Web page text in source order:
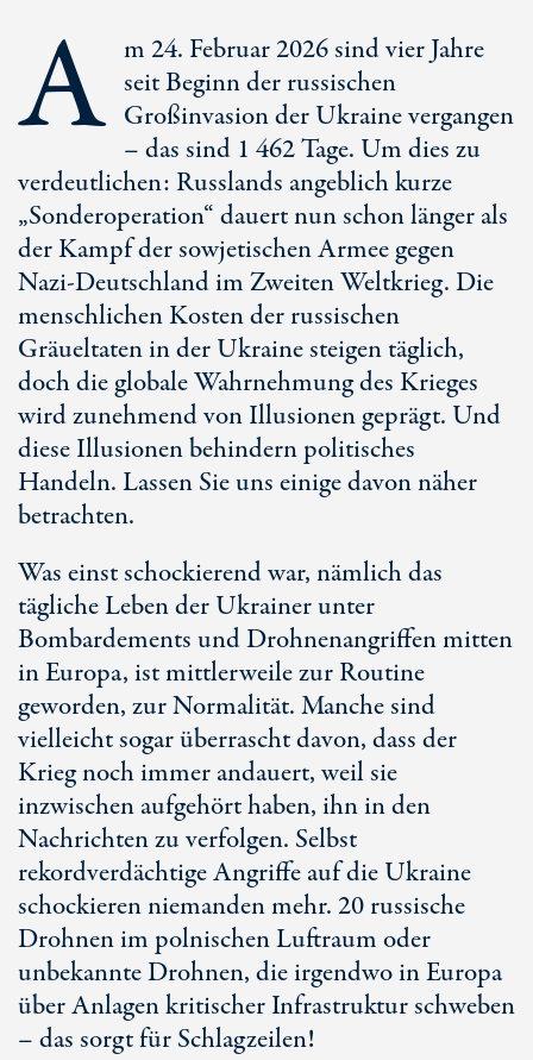
A m 24. Februar 2026 sind vier Jahre
seit Beginn der russischen
Großinvasion der Ukraine vergangen
– das sind 1 462 Tage. Um dies zu
verdeutlichen: Russlands angeblich kurze
„Sonderoperation“ dauert nun schon länger als
der Kampf der sowjetischen Armee gegen
Nazi-Deutschland im Zweiten Weltkrieg. Die
menschlichen Kosten der russischen
Gräueltaten in der Ukraine steigen täglich,
doch die globale Wahrnehmung des Krieges
wird zunehmend von Illusionen geprägt. Und
diese Illusionen behindern politisches
Handeln. Lassen Sie uns einige davon näher
betrachten.
Was einst schockierend war, nämlich das
tägliche Leben der Ukrainer unter
Bombardements und Drohnenangriffen mitten
in Europa, ist mittlerweile zur Routine
geworden, zur Normalität. Manche sind
vielleicht sogar überrascht davon, dass der
Krieg noch immer andauert, weil sie
inzwischen aufgehört haben, ihn in den
Nachrichten zu verfolgen. Selbst
rekordverdächtige Angriffe auf die Ukraine
schockieren niemanden mehr. 20 russische
Drohnen im polnischen Luftraum oder
unbekannte Drohnen, die irgendwo in Europa
über Anlagen kritischer Infrastruktur schweben
– das sorgt für Schlagzeilen!